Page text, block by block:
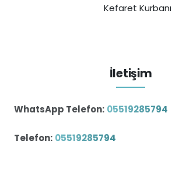
Kefaret Kurbanı
İletişim
WhatsApp Telefon: 05519285794
Telefon: 05519285794